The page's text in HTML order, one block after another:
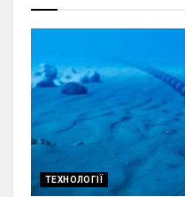
ТЕХНОЛОГІЇ